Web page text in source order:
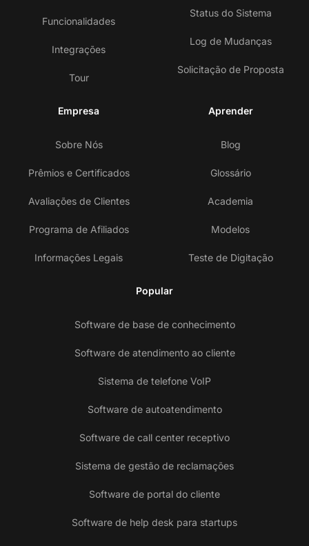
Funcionalidades
Integrações
Tour
Status do Sistema
Log de Mudanças
Solicitação de Proposta
Empresa
Sobre Nós
Prêmios e Certificados
Avaliações de Clientes
Programa de Afiliados
Informações Legais
Aprender
Blog
Glossário
Academia
Modelos
Teste de Digitação
Popular
Software de base de conhecimento
Software de atendimento ao cliente
Sistema de telefone VoIP
Software de autoatendimento
Software de call center receptivo
Sistema de gestão de reclamações
Software de portal do cliente
Software de help desk para startups